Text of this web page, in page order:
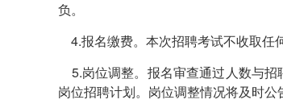
负。
4.报名缴费。本次招聘考试不收取任
5.岗位调整。报名审查通过人数与
岗位招聘计划。岗位调整情况将及时公